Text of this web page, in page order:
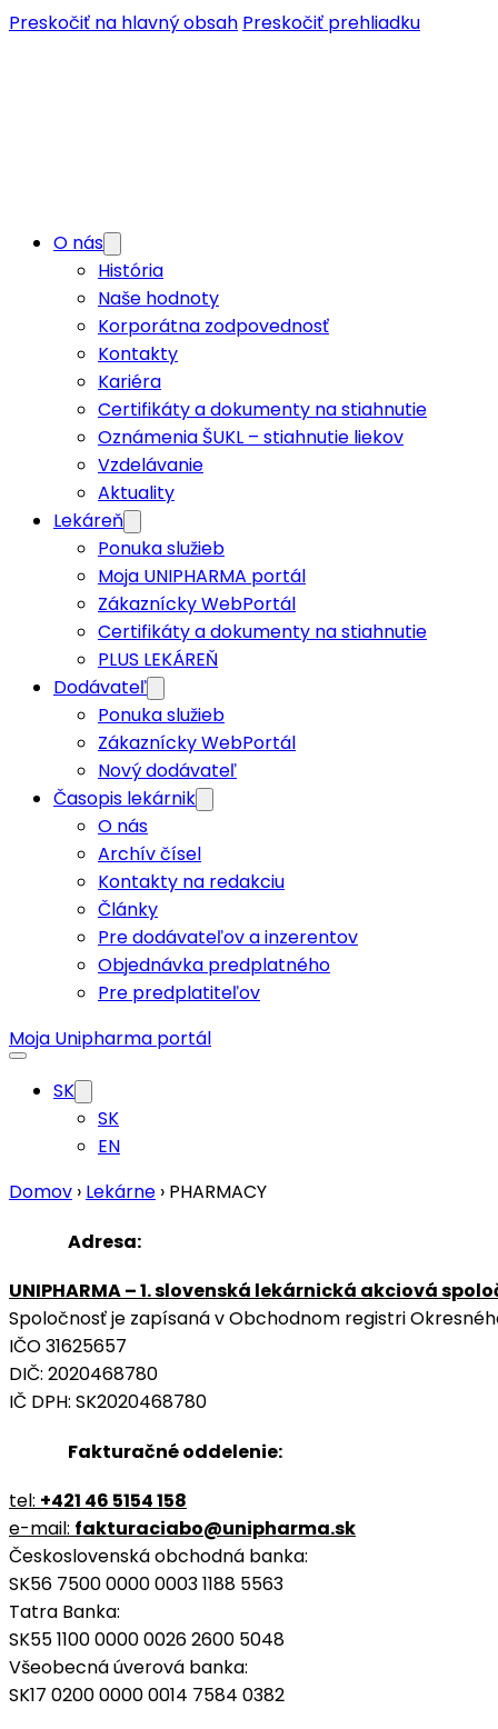
Preskočiť na hlavný obsah Preskočiť prehliadku
O nás
História
Naše hodnoty
Korporátna zodpovednosť
Kontakty
Kariéra
Certifikáty a dokumenty na stiahnutie
Oznámenia ŠUKL – stiahnutie liekov
Vzdelávanie
Aktuality
Lekáreň
Ponuka služieb
Moja UNIPHARMA portál
Zákaznícky WebPortál
Certifikáty a dokumenty na stiahnutie
PLUS LEKÁREŇ
Dodávateľ
Ponuka služieb
Zákaznícky WebPortál
Nový dodávateľ
Časopis lekárnik
O nás
Archív čísel
Kontakty na redakciu
Články
Pre dodávateľov a inzerentov
Objednávka predplatného
Pre predplatiteľov
Moja Unipharma portál
SK
SK
EN
Domov › Lekárne › PHARMACY
Lekáreň
Dodávateľ
Časopis lekárnik
Moja Unipharma portál
Adresa:
UNIPHARMA – 1. slovenská lekárnická akciová
Spoločnosť je zapísaná v Obchodnom registri
IČO 31625657
DIČ: 2020468780
IČ DPH: SK2020468780
Fakturačné oddelenie:
tel: +421 46 5154 158
e-mail: fakturaciabo@unipharma.sk
Československá obchodná banka:
SK56 7500 0000 0003 1188 5563
Tatra Banka:
SK55 1100 0000 0026 2600 5048
Všeobecná úverová banka:
SK17 0200 0000 0014 7584 0382